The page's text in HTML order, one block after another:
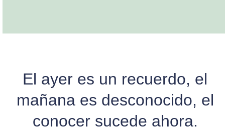
El ayer es un recuerdo, el
mañana es desconocido, el
conocer sucede ahora.